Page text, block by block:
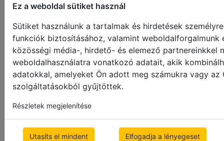
Ez a weboldal sütiket használ
Sütiket használunk a tartalmak és hirdetések
funkciók biztosításához, valamint weboldalforgalmunk
közösségi média-, hirdető- és elemező partnereinkkel
weboldalhasználatra vonatkozó adatait, akik
adatokkal, amelyeket Ön adott meg számukra vagy az
szolgáltatásokból gyűjtöttek.
Részletek megjelenítése
Utasíts el mindent Elfogadja a lényegeset
dark brown grey black
graphic pearl graphic safari
fishbone safari
Következő lépés